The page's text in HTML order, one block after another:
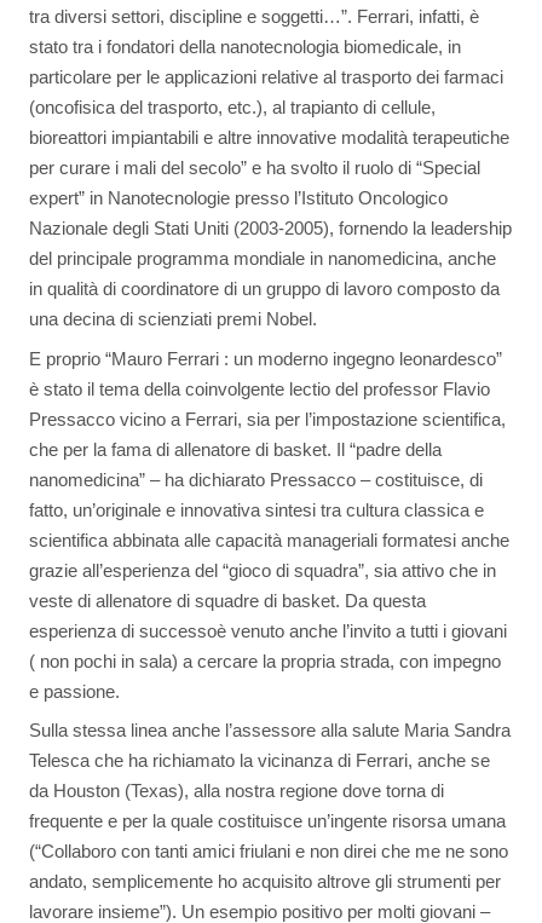
tra diversi settori, discipline e soggetti…”. Ferrari, infatti, è
stato tra i fondatori della nanotecnologia biomedicale, in
particolare per le applicazioni relative al trasporto dei farmaci
(oncofisica del trasporto, etc.), al trapianto di cellule,
bioreattori impiantabili e altre innovative modalità terapeutiche
per curare i mali del secolo” e ha svolto il ruolo di “Special
expert” in Nanotecnologie presso l’Istituto Oncologico
Nazionale degli Stati Uniti (2003-2005), fornendo la leadership
del principale programma mondiale in nanomedicina, anche
in qualità di coordinatore di un gruppo di lavoro composto da
una decina di scienziati premi Nobel.
E proprio “Mauro Ferrari : un moderno ingegno leonardesco”
è stato il tema della coinvolgente lectio del professor Flavio
Pressacco vicino a Ferrari, sia per l’impostazione scientifica,
che per la fama di allenatore di basket. Il “padre della
nanomedicina” – ha dichiarato Pressacco – costituisce, di
fatto, un’originale e innovativa sintesi tra cultura classica e
scientifica abbinata alle capacità manageriali formatesi anche
grazie all’esperienza del “gioco di squadra”, sia attivo che in
veste di allenatore di squadre di basket. Da questa
esperienza di successoè venuto anche l’invito a tutti i giovani
( non pochi in sala) a cercare la propria strada, con impegno
e passione.
Sulla stessa linea anche l’assessore alla salute Maria Sandra
Telesca che ha richiamato la vicinanza di Ferrari, anche se
da Houston (Texas), alla nostra regione dove torna di
frequente e per la quale costituisce un’ingente risorsa umana
(“Collaboro con tanti amici friulani e non direi che me ne sono
andato, semplicemente ho acquisito altrove gli strumenti per
lavorare insieme”). Un esempio positivo per molti giovani –